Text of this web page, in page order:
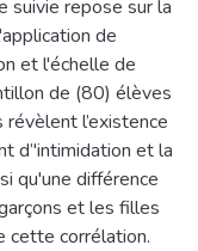
suivie repose sur la
de
et l'échelle de
de (80) élèves
l’existence
d’'intimidation et la
qu'une différence
et les filles
cette corrélation.